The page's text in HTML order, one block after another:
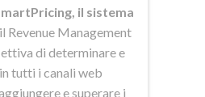
il sistema
Revenue Management
di determinare e
tutti i canali web
e superare i